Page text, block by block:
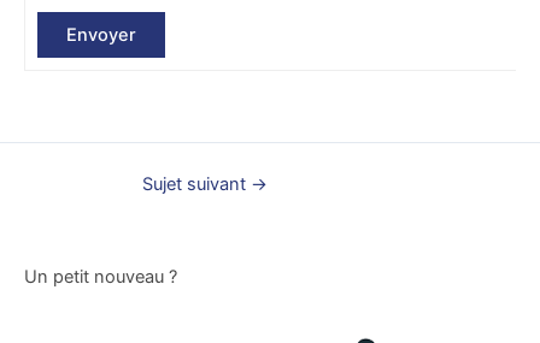
Envoyer
Sujet suivant →
Un petit nouveau ?